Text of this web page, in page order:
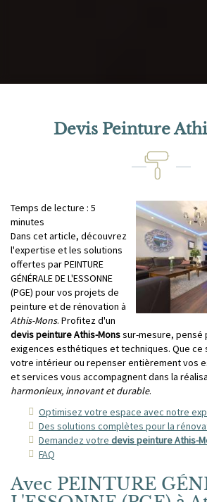
Devis Peinture
Temps de lecture : 5
minutes
Dans cet article, découvrez
l'expertise et les solutions
offertes par PEINTURE
GÉNÉRALE DE L'ESSONNE
(PGE) pour vos projets de
peinture et de rénovation à
Athis-Mons. Profitez d'un
devis peinture Athis-Monssur-mesure, pensé
exigences esthétiques et techniques. Que
votre intérieur ou repenser entièrement vos
et services vous accompagnent dans la
harmonieux, innovant et durable.
Optimisez votre espace avec notre
Des solutions complètes pour la
Demandez votre devis peinture Athis-
FAQ
Avec PEINTURE